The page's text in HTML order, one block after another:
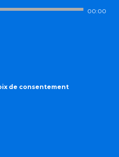
00:00
de consentement